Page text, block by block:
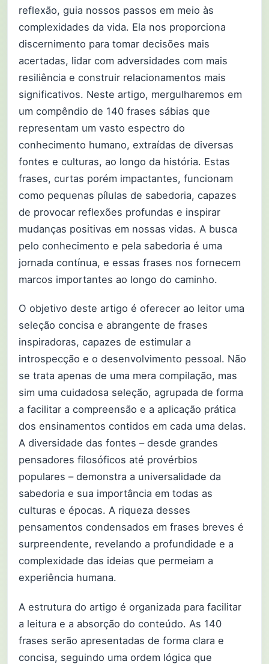
reflexão, guia nossos passos em meio às
complexidades da vida. Ela nos proporciona
discernimento para tomar decisões mais
acertadas, lidar com adversidades com mais
resiliência e construir relacionamentos mais
significativos. Neste artigo, mergulharemos em
um compêndio de 140 frases sábias que
representam um vasto espectro do
conhecimento humano, extraídas de diversas
fontes e culturas, ao longo da história. Estas
frases, curtas porém impactantes, funcionam
como pequenas pílulas de sabedoria, capazes
de provocar reflexões profundas e inspirar
mudanças positivas em nossas vidas. A busca
pelo conhecimento e pela sabedoria é uma
jornada contínua, e essas frases nos fornecem
marcos importantes ao longo do caminho.
O objetivo deste artigo é oferecer ao leitor uma
seleção concisa e abrangente de frases
inspiradoras, capazes de estimular a
introspecção e o desenvolvimento pessoal. Não
se trata apenas de uma mera compilação, mas
sim uma cuidadosa seleção, agrupada de forma
a facilitar a compreensão e a aplicação prática
dos ensinamentos contidos em cada uma delas.
A diversidade das fontes – desde grandes
pensadores filosóficos até provérbios
populares – demonstra a universalidade da
sabedoria e sua importância em todas as
culturas e épocas. A riqueza desses
pensamentos condensados em frases breves é
surpreendente, revelando a profundidade e a
complexidade das ideias que permeiam a
experiência humana.
A estrutura do artigo é organizada para facilitar
a leitura e a absorção do conteúdo. As 140
frases serão apresentadas de forma clara e
concisa, seguindo uma ordem lógica que